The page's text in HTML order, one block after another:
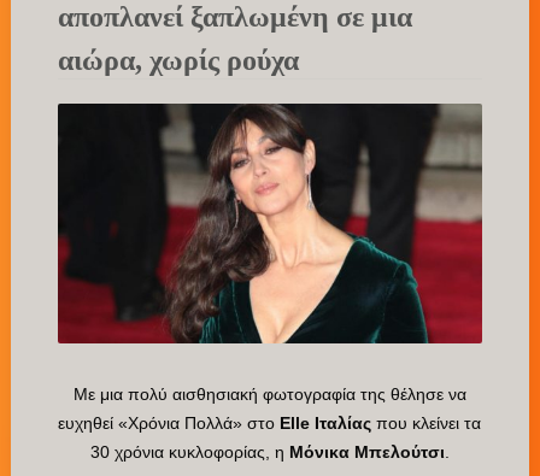
αποπλανεί ξαπλωμένη σε μια
αιώρα, χωρίς ρούχα
Με μια πολύ αισθησιακή φωτογραφία της θέλησε να
ευχηθεί «Χρόνια Πολλά» στο Elle Iταλίαςπου κλείνει τα
30 χρόνια κυκλοφορίας, η Μόνικα Μπελούτσι